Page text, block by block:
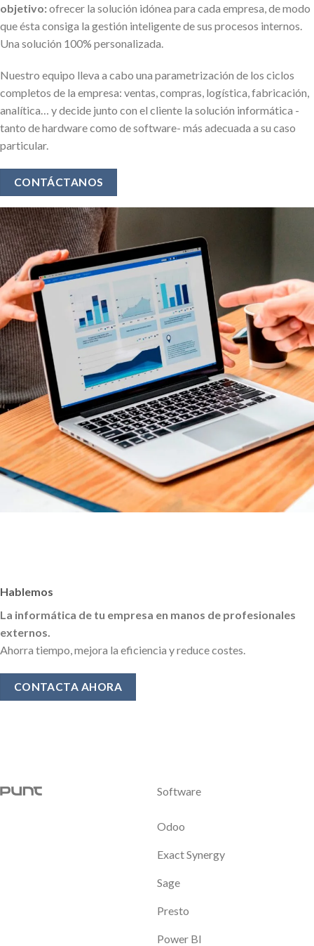
objetivo:ofrecer la solución idónea para cada empresa, de modo
que ésta consiga la gestión inteligente de sus procesos internos.
Una solución 100% personalizada.
Nuestro equipo lleva a cabo una parametrización de los ciclos
completos de la empresa: ventas, compras, logística, fabricación,
analítica… y decide junto con el cliente la solución informática -
tanto de hardware como de software- más adecuada a su caso
particular.
CONTÁCTANOS
Hablemos
La informática de tu empresa en manos de profesionales
externos.
Ahorra tiempo, mejora la eficiencia y reduce costes.
CONTACTA AHORA
Software
Odoo
Exact Synergy
Sage
Presto
Power BI